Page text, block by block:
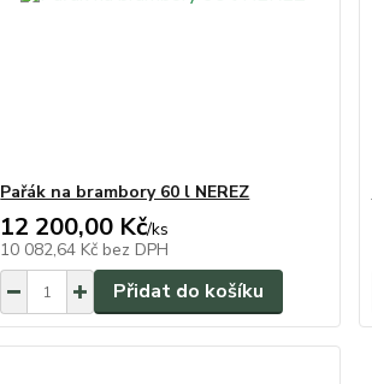
Pařák na brambory 60 l NEREZ
12 200,00 Kč/ks
10 082,64 Kč bez DPH
Přidat do košíku